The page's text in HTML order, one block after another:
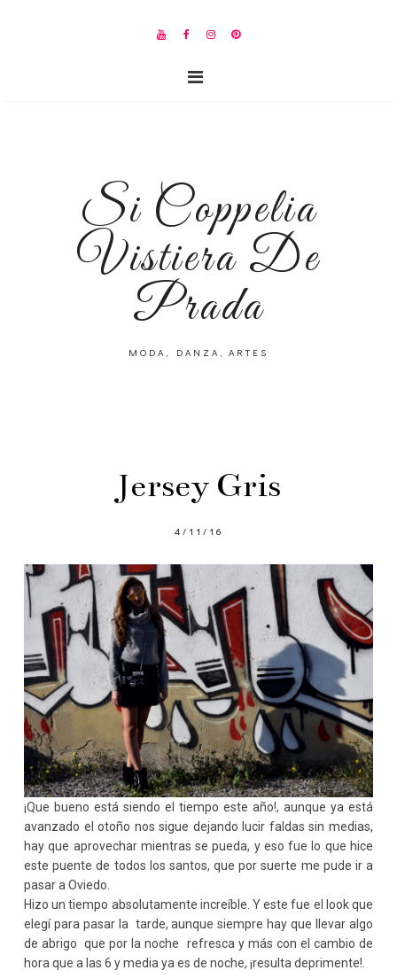
Si Coppelia
Vistiera De
Prada
MODA, DANZA, ARTES
Jersey Gris
4/11/16
¡Que bueno está siendo el tiempo este año!, aunque ya está
avanzado el otoño nos sigue dejando lucir faldas sin medias,
hay que aprovechar mientras se pueda, y eso fue lo que hice
este puente de todos los santos, que por suerte me pude ir a
pasar a Oviedo.
Hizo un tiempo absolutamente increíble. Y este fue el look que
elegí para pasar la tarde, aunque siempre hay que llevar algo
de abrigo que por la noche refresca y más con el cambio de
hora que a las 6 y media ya es de noche, ¡resulta deprimente!.